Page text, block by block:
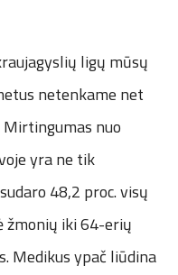
ligų mūsų
netenkame net
nuo
yra ne tik
48,2 proc. visų
žmonių iki 64-erių
Medikus ypač liūdina